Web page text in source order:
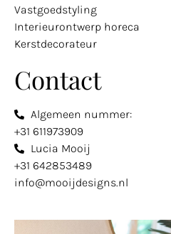
Vastgoedstyling
Interieurontwerp horeca
Kerstdecorateur
Contact
Algemeen nummer:
+31 611973909
Lucia Mooij
+31 642853489
info@mooijdesigns.nl